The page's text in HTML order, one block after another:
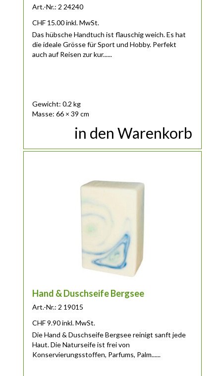
Art.-Nr.: 2 24240
CHF 15.00 inkl. MwSt.
Das hübsche Handtuch ist flauschig weich. Es hat
die ideale Grösse für Sport und Hobby. Perfekt
auch auf Reisen zur kur......
Gewicht: 0.2 kg
Masse: 66 × 39 cm
in den Warenkorb
Hand & Duschseife Bergsee
Art.-Nr.: 2 19015
CHF9.90 inkl. MwSt.
Die Hand & Duschseife Bergsee reinigt sanft jede
Haut. Die Naturseife ist frei von
Konservierungsstoffen, Parfums, Palm......